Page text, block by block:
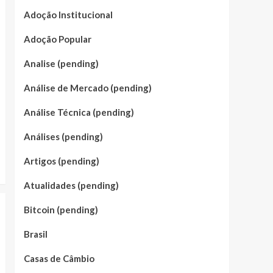
Adoção Institucional
Adoção Popular
Analise (pending)
Análise de Mercado (pending)
Análise Técnica (pending)
Análises (pending)
Artigos (pending)
Atualidades (pending)
Bitcoin (pending)
Brasil
Casas de Câmbio